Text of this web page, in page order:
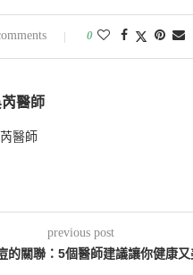
0
醫師
醫師
previous post
的關聯：5個醫師建議讓你健康又